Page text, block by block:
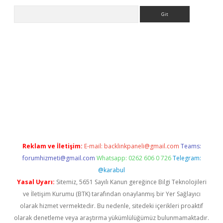
Reklam ve İletişim: E-mail: backlinkpaneli@gmail.com Teams:
forumhizmeti@gmail.com Whatsapp: 0262 606 0 726 Telegram:
@karabul
Yasal Uyarı: Sitemiz, 5651 Sayılı Kanun gereğince Bilgi Teknolojileri
ve İletişim Kurumu (BTK) tarafından onaylanmış bir Yer Sağlayıcı
olarak hizmet vermektedir. Bu nedenle, sitedeki içerikleri proaktif
olarak denetleme veya araştırma yükümlülüğümüz bulunmamaktadır.